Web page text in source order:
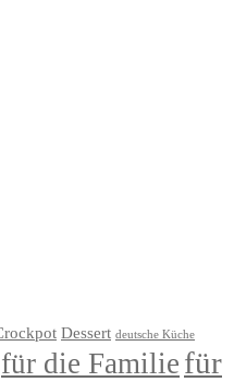
Dessert deutsche Küche
für die Familie für